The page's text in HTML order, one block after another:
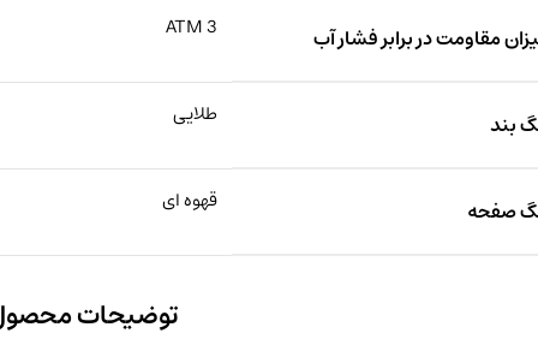
مقاومت در برابر فشار آب 3 ATM
بند طلایی
صفحه قهوه ای
توضیحات